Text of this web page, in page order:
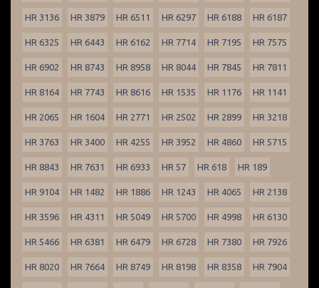
HR 3136 HR 3879 HR 6511 HR 6297 HR 6188 HR 6187
HR 6325 HR 6443 HR 6162 HR 7714 HR 7195 HR 7575
HR 6902 HR 8743 HR 8958 HR 8044 HR 7845 HR 7811
HR 8164 HR 7743 HR 8616 HR 1535 HR 1176 HR 1141
HR 2065 HR 1604 HR 2771 HR 2502 HR 2899 HR 3218
HR 3763 HR 3400 HR 4255 HR 3952 HR 4860 HR 5715
HR 8843 HR 7631 HR 6933 HR 57 HR 618 HR 189
HR 9104 HR 1482 HR 1886 HR 1243 HR 4065 HR 2138
HR 3596 HR 4311 HR 5049 HR 5700 HR 4998 HR 6130
HR 5466 HR 6381 HR 6479 HR 6728 HR 7380 HR 7926
HR 8020 HR 7664 HR 8749 HR 8198 HR 8358 HR 7904